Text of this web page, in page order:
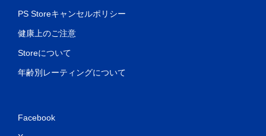
PS Storeキャンセルポリシー
健康上のご注意
Storeについて
年齢別レーティングについて
Facebook